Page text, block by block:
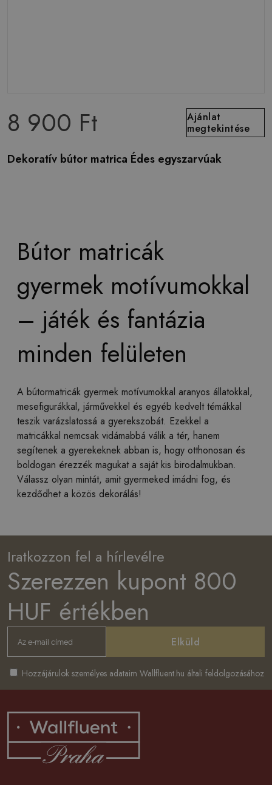
8 900 Ft
Ajánlat
megtekintése
Dekoratív bútor matrica Édes egyszarvúak
Bútor matricák
gyermek motívumokkal
– játék és fantázia
minden felületen
A bútormatricák gyermek motívumokkal aranyos állatokkal,
mesefigurákkal, járművekkel és egyéb kedvelt témákkal
teszik varázslatossá a gyerekszobát. Ezekkel a
matricákkal nemcsak vidámabbá válik a tér, hanem
segítenek a gyerekeknek abban is, hogy otthonosan és
boldogan érezzék magukat a saját kis birodalmukban.
Válassz olyan mintát, amit gyermeked imádni fog, és
kezdődhet a közös dekorálás!
Iratkozzon fel a hírlevélre
Szerezzen kupont 800
HUF értékben
Elküld
Hozzájárulok személyes adataim Wallfluent.hu általi feldolgozásához